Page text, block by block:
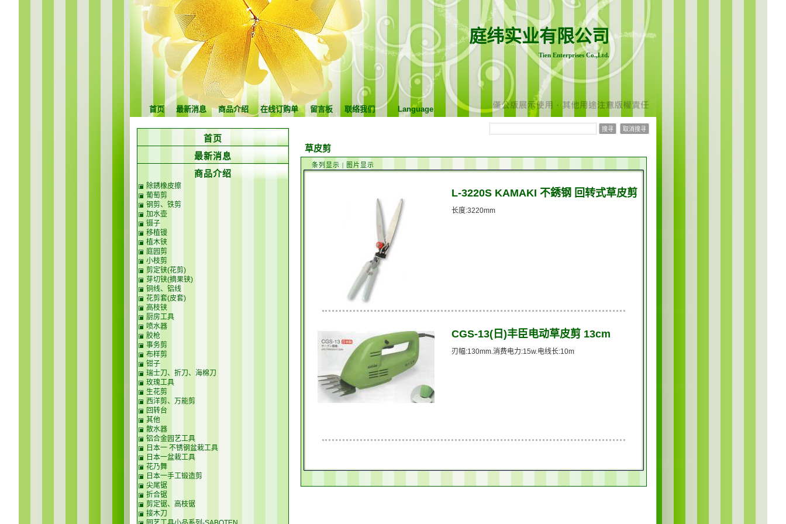
庭纬实业有限公司
Tien Enterprises Co.,Ltd.
首页 最新消息 商品介绍 在线订购单 留言板 联络我们 Language
草皮剪
条列显示 | 图片显示
L-3220S KAMAKI 不銹钢 回转式草皮剪
长度:3220mm
CGS-13(日)丰臣电动草皮剪 13cm
刃幅:130mm.消费电力:15w.电线长:10m
首页
最新消息
商品介绍
除銹橡皮擦
葡萄剪
钢剪、铁剪
加水壶
镊子
移植镘
植木铗
庭园剪
小枝剪
剪定铗(花剪)
芽切铗(摘果铗)
铜线、铝线
花剪套(皮套)
高枝铗
厨房工具
喷水器
胶枪
事务剪
布样剪
钳子
瑞士刀、折刀、海棉刀
玫瑰工具
生花剪
西洋剪、万能剪
回转台
其他
散水器
铝合金园艺工具
日本一 不锈钢盆栽工具
日本一盆栽工具
花乃舞
日本一手工锻造剪
尖尾锯
折合锯
剪定锯、高枝锯
接木刀